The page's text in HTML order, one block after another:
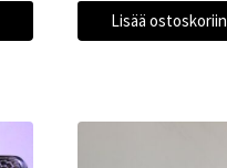
Lisää ostoskoriin